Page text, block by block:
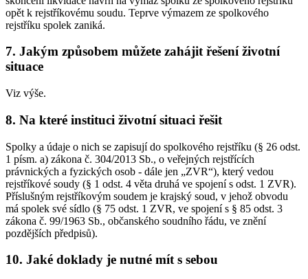
opět k rejstříkovému soudu. Teprve výmazem ze spolkového
rejstříku spolek zaniká.
7. Jakým způsobem můžete zahájit řešení životní
situace
Viz výše.
8. Na které instituci životní situaci řešit
Spolky a údaje o nich se zapisují do spolkového rejstříku (§ 26 odst.
1 písm. a) zákona č. 304/2013 Sb., o veřejných rejstřících
právnických a fyzických osob - dále jen „ZVR“), který vedou
rejstříkové soudy (§ 1 odst. 4 věta druhá ve spojení s odst. 1 ZVR).
Příslušným rejstříkovým soudem je krajský soud, v jehož obvodu
má spolek své sídlo (§ 75 odst. 1 ZVR, ve spojení s § 85 odst. 3
zákona č. 99/1963 Sb., občanského soudního řádu, ve znění
pozdějších předpisů).
10. Jaké doklady je nutné mít s sebou